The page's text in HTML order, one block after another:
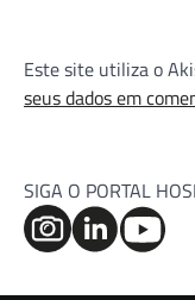
Este site utiliza o
seus dados em
SIGA O PORTAL